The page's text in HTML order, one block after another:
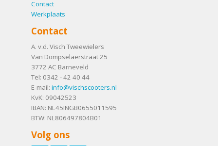
Contact
Werkplaats
Contact
A. v.d. Visch Tweewielers
Van Dompselaerstraat 25
3772 AC Barneveld
Tel: 0342 - 42 40 44
E-mail: info@vischscooters.nl
KvK: 09042523
IBAN: NL45INGB0655011595
BTW: NL806497804B01
Volg ons